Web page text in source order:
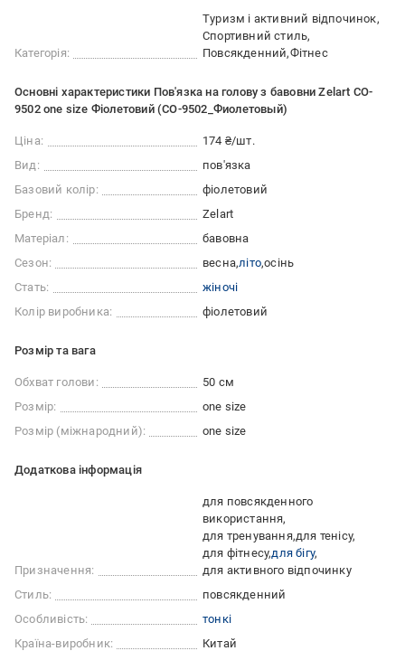
Категорія:
Туризм і активний відпочинок
Спортивний стиль
Повсякденний Фітнес
Основні характеристики Пов'язка на голову з бавовни Zelart CO-
9502 one size Фіолетовий (CO-9502_Фиолетовый)
Ціна:
174 ₴/шт.
Вид:
пов'язка
Базовий колір:
фіолетовий
Бренд:
Zelart
Матеріал:
бавовна
Сезон:
весна літо осінь
Стать:
жіночі
Колір виробника:
фіолетовий
Розмір та вага
Обхват голови:
50 см
Розмір:
one size
Розмір (міжнародний):
one size
Додаткова інформація
Призначення:
для повсякденного
використання
для тренування для тенісу
для фітнесу для бігу
для активного відпочинку
Стиль:
повсякденний
Особливість:
тонкі
Країна-виробник:
Китай